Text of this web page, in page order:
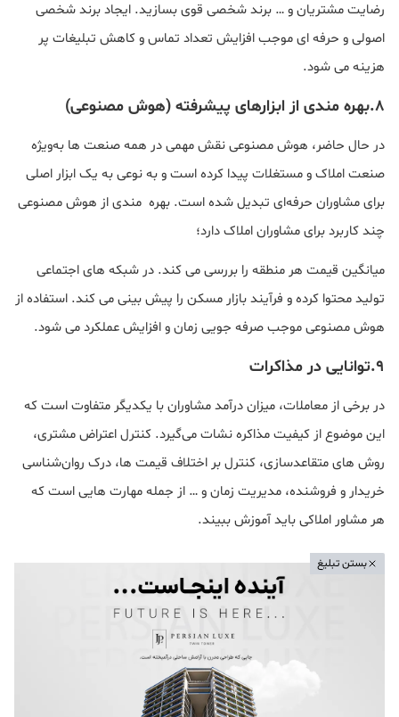
رضایت مشتریان و … برند شخصی قوی بسازید. ایجاد برند شخصی
اصولی و حرفه ای موجب افزایش تعداد تماس و کاهش تبلیغات پر
هزینه می شود.
۸.بهره مندی از ابزارهای پیشرفته (هوش مصنوعی)
در حال حاضر، هوش مصنوعی نقش مهمی در همه صنعت ها به‌ویژه
صنعت املاک و مستغلات پیدا کرده است و به نوعی به یک‌ ابزار اصلی
برای مشاوران حرفه‌ای تبدیل شده است. بهره مندی از هوش مصنوعی
چند کاربرد برای مشاوران املاک دارد؛
میانگین قیمت هر منطقه را بررسی می کند. در شبکه های اجتماعی
تولید محتوا کرده و فرآیند بازار مسکن را پیش بینی می کند. استفاده از
هوش مصنوعی موجب صرفه جویی زمان و افزایش عملکرد می شود.
۹.توانایی در مذاکرات
در برخی از معاملات، میزان درآمد مشاوران با یکدیگر متفاوت است که
این موضوع از کیفیت مذاکره نشات می‌گیرد. کنترل اعتراض مشتری،
روش های متقاعدسازی، کنترل بر اختلاف قیمت ها، درک روان‌شناسی
خریدار و فروشنده، مدیریت زمان و … از جمله مهارت هایی است که
هر مشاور املاکی باید آموزش ببیند.
بستن تبلیغ